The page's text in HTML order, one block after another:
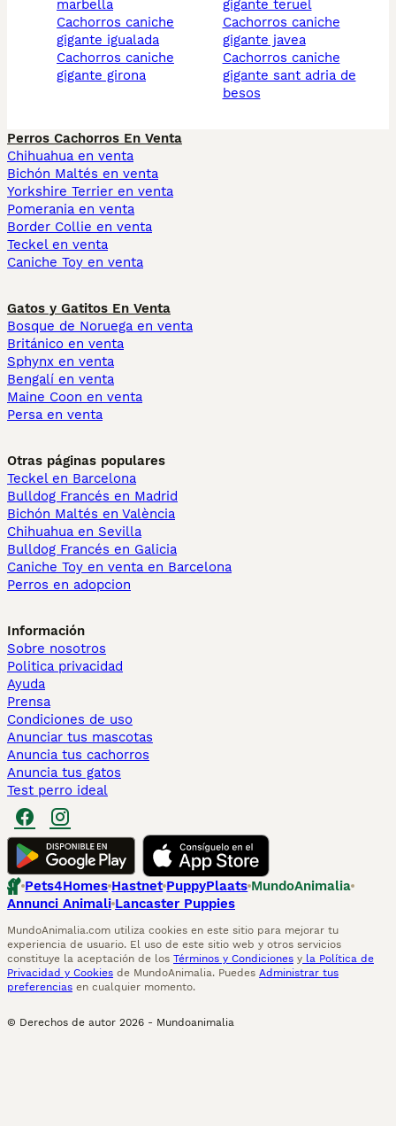
marbella
cachorros caniche
gigante igualada
cachorros caniche
gigante girona
gigante teruel
cachorros caniche
gigante javea
cachorros caniche
gigante sant adria de
besos
Perros Cachorros En Venta
Chihuahua en venta
Bichón Maltés en venta
Yorkshire Terrier en venta
Pomerania en venta
Border Collie en venta
Teckel en venta
Caniche Toy en venta
Gatos y Gatitos En Venta
Bosque de Noruega en venta
Británico en venta
Sphynx en venta
Bengalí en venta
Maine Coon en venta
Persa en venta
Otras páginas populares
Teckel en Barcelona
Bulldog Francés en Madrid
Bichón Maltés en València
Chihuahua en Sevilla
Bulldog Francés en Galicia
Caniche Toy en venta en Barcelona
Perros en adopcion
Información
Sobre nosotros
Politica privacidad
Ayuda
Prensa
Condiciones de uso
Anunciar tus mascotas
Anuncia tus cachorros
Anuncia tus gatos
Test perro ideal
Pets4Homes Hastnet PuppyPlaats MundoAnimalia
Annunci Animali Lancaster Puppies
MundoAnimalia.com utiliza cookies en este sitio para mejorar tu
experiencia de usuario. El uso de este sitio web y otros servicios
constituye la aceptación de los Términos y Condiciones y la Política de
Privacidad y Cookies de MundoAnimalia. Puedes Administrar tus
preferencias en cualquier momento.
© Derechos de autor 2026 - Mundoanimalia